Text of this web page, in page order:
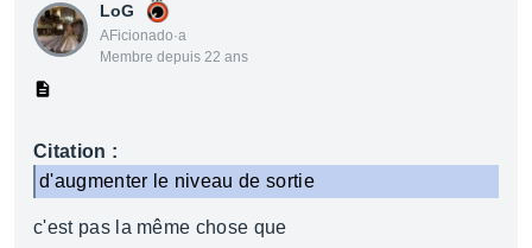
LoG
AFicionado·a
Membre depuis 22 ans
Citation :
d'augmenter le niveau de sortie
c'est pas la même chose que